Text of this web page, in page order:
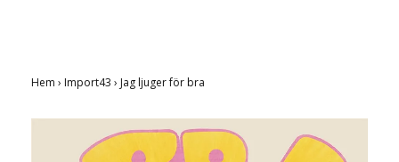
Hem › Import43 › Jag ljuger för bra